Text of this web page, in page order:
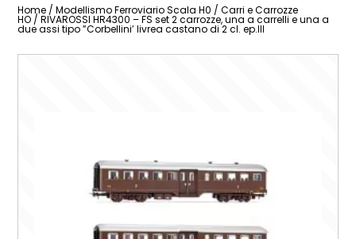
Home /Modellismo Ferroviario Scala H0 /Carri e Carrozze
HO / RIVAROSSI HR4300 – FS set 2 carrozze, una a carrelli e una a
due assi tipo ”Corbellini’ livrea castano di 2 cl. ep.III